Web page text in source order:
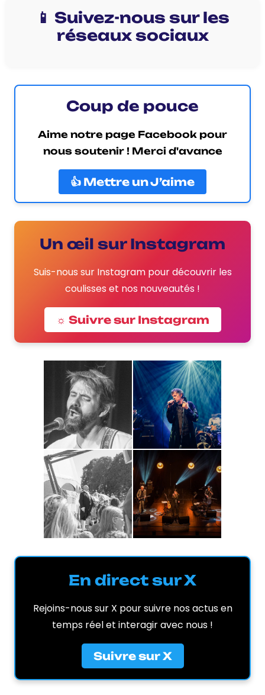
📱 Suivez-nous sur les
réseaux sociaux
Coup de pouce
Aime notre page Facebook pour
nous soutenir ! Merci d'avance
👍 Mettre un J’aime
Un œil sur Instagram
Suis-nous sur Instagram pour découvrir les
coulisses et nos nouveautés !
☼ Suivre sur Instagram
En direct sur X
Rejoins-nous sur X pour suivre nos actus en
temps réel et interagir avec nous !
Suivre sur X